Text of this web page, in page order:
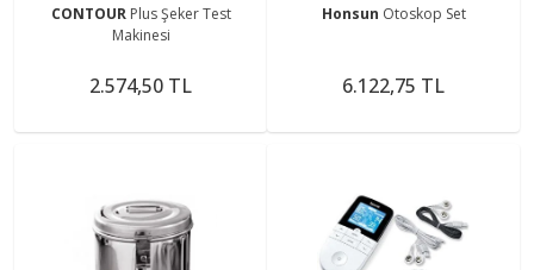
CONTOUR Plus Şeker Test
Makinesi
2.574,50 TL
Honsun Otoskop Set
6.122,75 TL